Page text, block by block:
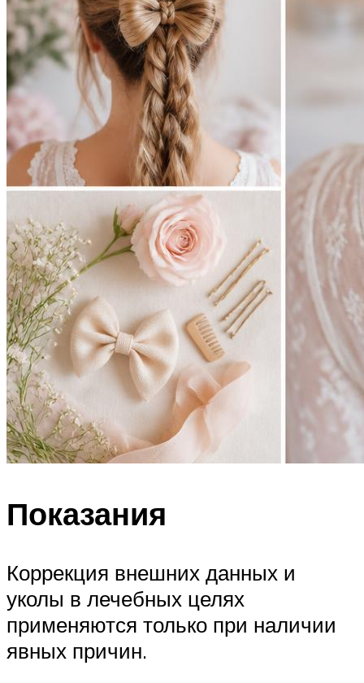
Показания
Коррекция внешних данных и
уколы в лечебных целях
применяются только при наличии
явных причин.